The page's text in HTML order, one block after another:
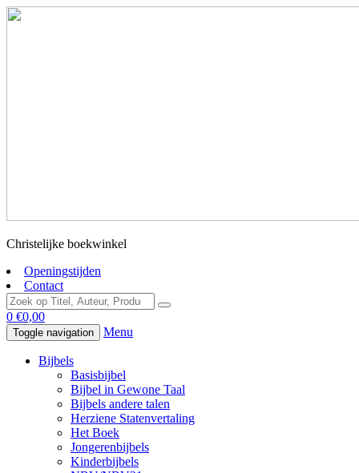
Christelijke boekwinkel
Openingstijden
Contact
0 €0,00
Toggle navigation Menu
Bijbels
Basisbijbel
Bijbel in Gewone Taal
Bijbels andere talen
Herziene Statenvertaling
Het Boek
Jongerenbijbels
Kinderbijbels